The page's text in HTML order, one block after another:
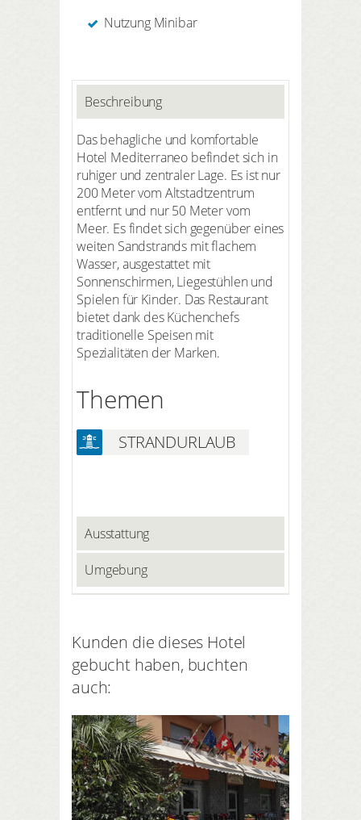
Nutzung Minibar
Beschreibung
Das behagliche und komfortable
Hotel Mediterraneo befindet sich in
ruhiger und zentraler Lage. Es ist nur
200 Meter vom Altstadtzentrum
entfernt und nur 50 Meter vom
Meer. Es findet sich gegenüber eines
weiten Sandstrands mit flachem
Wasser, ausgestattet mit
Sonnenschirmen, Liegestühlen und
Spielen für Kinder. Das Restaurant
bietet dank des Küchenchefs
traditionelle Speisen mit
Spezialitäten der Marken.
Themen
STRANDURLAUB
Ausstattung
Umgebung
Kunden die dieses Hotel
gebucht haben, buchten
auch: